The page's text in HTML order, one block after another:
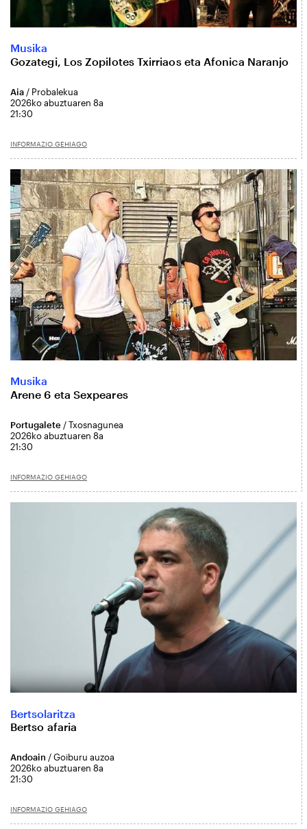
Musika
Gozategi, Los Zopilotes Txirriaos eta Afonica Naranjo
Aia / Probalekua
2026ko abuztuaren 8a
21:30
INFORMAZIO GEHIAGO
Musika
Arene 6 eta Sexpeares
Portugalete / Txosnagunea
2026ko abuztuaren 8a
21:30
INFORMAZIO GEHIAGO
Bertsolaritza
Bertso afaria
Andoain / Goiburu auzoa
2026ko abuztuaren 8a
21:30
INFORMAZIO GEHIAGO